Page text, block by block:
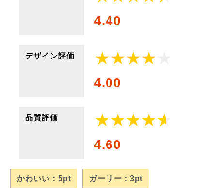
4.40
デザイン評価
4.00
品質評価
4.60
かわいい：5pt ガーリー：3pt